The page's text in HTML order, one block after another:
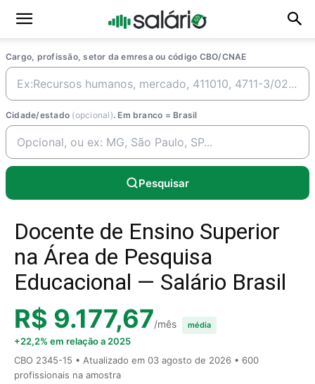
Cargo, profissão, setor da emresa ou código CBO/CNAE
Cidade/estado (opcional). Em branco = Brasil
Pesquisar
Docente de Ensino Superior
na Área de Pesquisa
Educacional — Salário Brasil
R$ 9.177,67/mês média
+22,2% em relação a 2025
CBO 2345-15 • Atualizado em 03 agosto de 2026 • 600
profissionais na amostra